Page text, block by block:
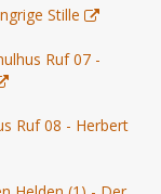
Stille
Ruf 07 -
Ruf 08 - Herbert